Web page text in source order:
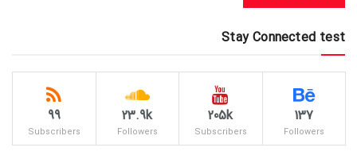
Stay Connected test
137
Followers
205k
Subscribers
23.9k
Followers
99
Subscribers